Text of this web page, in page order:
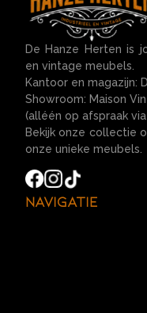
De Hanze Herten is
en vintage meubels.
Kantoor en magazijn:
Showroom: Maison
(alléén op afspraak
Bekijk onze collectie
onze unieke meubels.
Navigatie